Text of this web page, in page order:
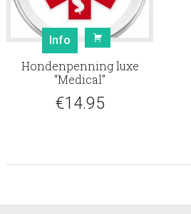
Info
Hondenpenning luxe
“Medical”
€14.95